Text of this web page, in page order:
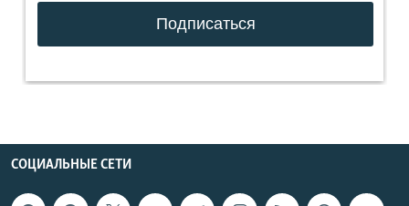
СОЦИАЛЬНЫЕ СЕТИ